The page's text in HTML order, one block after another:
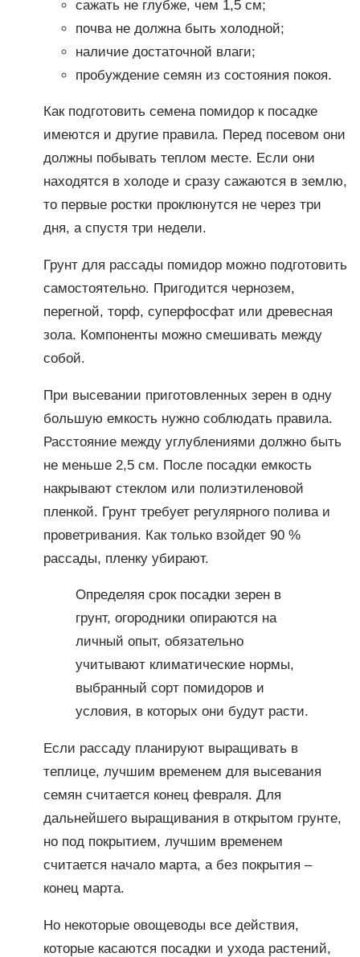
сажать не глубже, чем 1,5 см;
почва не должна быть холодной;
наличие достаточной влаги;
пробуждение семян из состояния покоя.
Как подготовить семена помидор к посадке
имеются и другие правила. Перед посевом они
должны побывать теплом месте. Если они
находятся в холоде и сразу сажаются в землю,
то первые ростки проклюнутся не через три
дня, а спустя три недели.
Грунт для рассады помидор можно подготовить
самостоятельно. Пригодится чернозем,
перегной, торф, суперфосфат или древесная
зола. Компоненты можно смешивать между
собой.
При высевании приготовленных зерен в одну
большую емкость нужно соблюдать правила.
Расстояние между углублениями должно быть
не меньше 2,5 см. После посадки емкость
накрывают стеклом или полиэтиленовой
пленкой. Грунт требует регулярного полива и
проветривания. Как только взойдет 90 %
рассады, пленку убирают.
Определяя срок посадки зерен в
грунт, огородники опираются на
личный опыт, обязательно
учитывают климатические нормы,
выбранный сорт помидоров и
условия, в которых они будут расти.
Если рассаду планируют выращивать в
теплице, лучшим временем для высевания
семян считается конец февраля. Для
дальнейшего выращивания в открытом грунте,
но под покрытием, лучшим временем
считается начало марта, а без покрытия –
конец марта.
Но некоторые овощеводы все действия,
которые касаются посадки и ухода растений,